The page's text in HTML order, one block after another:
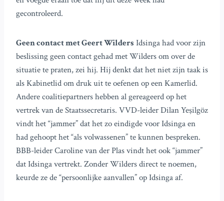
gecontroleerd.
Geen contact met Geert Wilders Idsinga had voor zijn
beslissing geen contact gehad met Wilders om over de
situatie te praten, zei hij. Hij denkt dat het niet zijn taak is
als Kabinetlid om druk uit te oefenen op een Kamerlid.
Andere coalitiepartners hebben al gereageerd op het
vertrek van de Staatssecretaris. VVD-leider Dilan Yeşilgöz
vindt het “jammer” dat het zo eindigde voor Idsinga en
had gehoopt het “als volwassenen” te kunnen bespreken.
BBB-leider Caroline van der Plas vindt het ook “jammer”
dat Idsinga vertrekt. Zonder Wilders direct te noemen,
keurde ze de “persoonlijke aanvallen” op Idsinga af.